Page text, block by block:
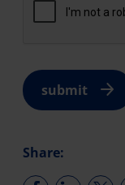
submit
Share: